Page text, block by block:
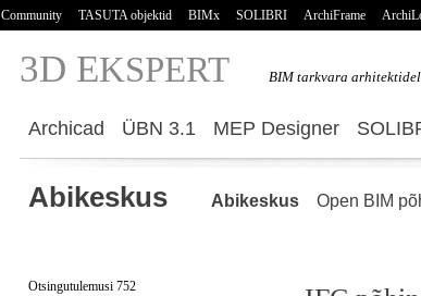
Community TASUTA objektid BIMx SOLIBRI ArchiFrame
3D EKSPERT BIM tarkvara
Archicad ÜBN 3.1 MEP Designer
Abikeskus Abikeskus Open BIM
Otsingutulemusi 752